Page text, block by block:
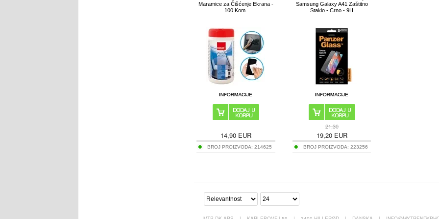
Maramice za Čišćenje Ekrana -
100 Kom.
14,90EUR
BROJ PROIZVODA: 214625
Samsung Galaxy A41 Zaštitno
Staklo - Crno - 9H
21,30
19,20EUR
BROJ PROIZVODA: 223256